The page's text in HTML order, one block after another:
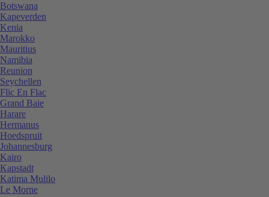
Botswana
Kapeverden
Kenia
Marokko
Mauritius
Namibia
Reunion
Seychellen
Flic En Flac
Grand Baie
Harare
Hermanus
Hoedspruit
Johannesburg
Kairo
Kapstadt
Katima Mulilo
Le Morne